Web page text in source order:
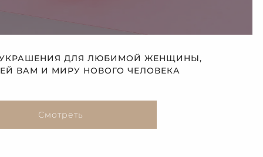
УКРАШЕНИЯ ДЛЯ ЛЮБИМОЙ ЖЕНЩИНЫ,
ВАМ И МИРУ НОВОГО ЧЕЛОВЕКА
Смотреть